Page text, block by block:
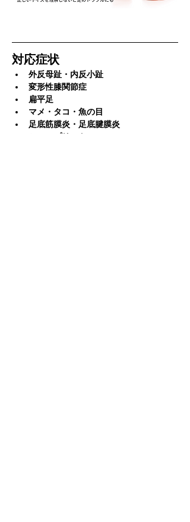
対応症状
外反母趾・内反小趾
変形性膝関節症
扁平足
マメ・タコ・魚の目
足底筋膜炎・足底腱膜炎
シンスプリント